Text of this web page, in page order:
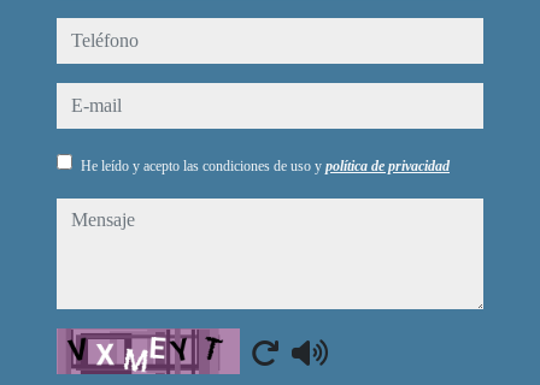
teléfono
e-mail
He leído y acepto las condiciones de uso y política de privacidad
mensaje
Captcha